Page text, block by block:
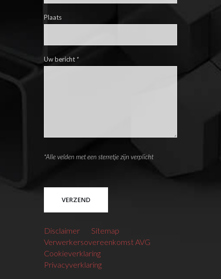
Plaats
Uw bericht *
*Alle velden met een sterretje zijn verplicht
Disclaimer
Sitemap
Verwerkersovereenkomst AVG
Cookieverklaring
Privacyverklaring